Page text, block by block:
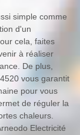
simple comme
d'un
cela, faites
à réaliser
De plus,
vous garantit
pour vous
de réguler la
chaleurs.
Electricité